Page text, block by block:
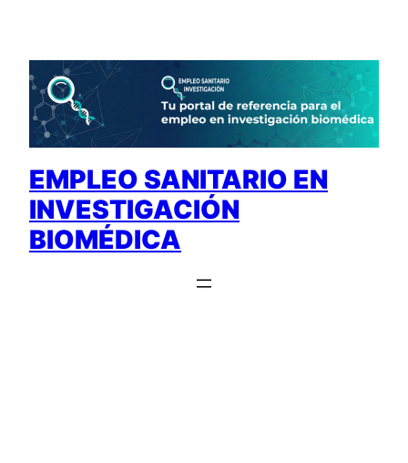
contenido
EMPLEO SANITARIO EN
INVESTIGACIÓN
BIOMÉDICA